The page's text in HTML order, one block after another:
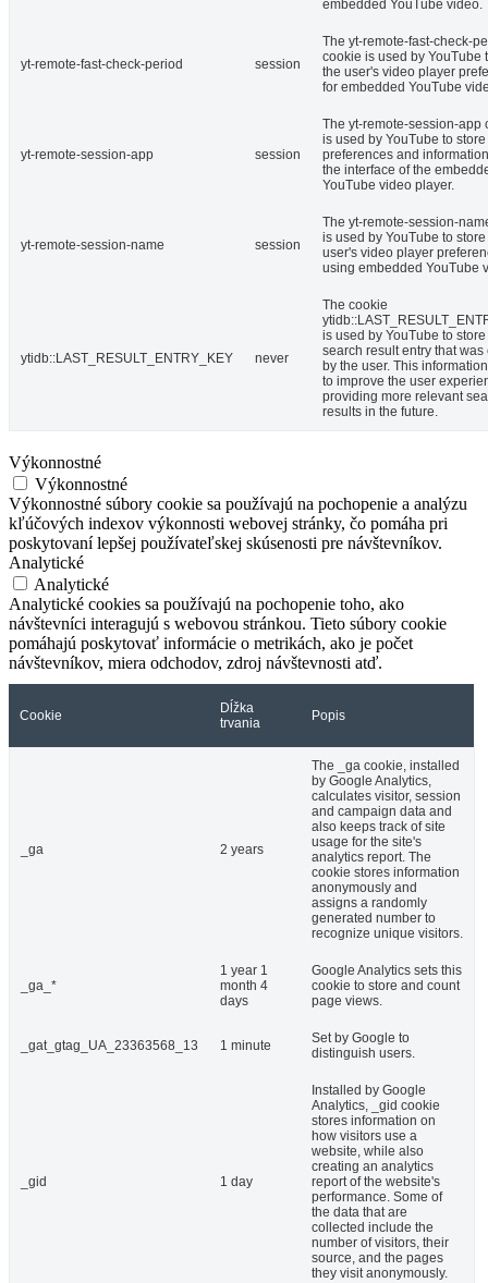
embedded YouTube video.
yt-remote-fast-check-period session
The yt-remote-fast-check-
cookie is used by YouTube
the user's video player
for embedded YouTube
yt-remote-session-app session
The yt-remote-session-app
is used by YouTube to
preferences and
the interface of the
YouTube video player.
yt-remote-session-name session
The yt-remote-session-
is used by YouTube to
user's video player
using embedded YouTube
ytidb::LAST_RESULT_ENTRY_KEY never
The cookie
is used by YouTube to
search result entry that was
by the user. This
to improve the user
providing more relevant
results in the future.
Výkonnostné
Výkonnostné
Výkonnostné súbory cookie sa používajú na pochopenie a analýzu
kľúčových indexov výkonnosti webovej stránky, čo pomáha pri
poskytovaní lepšej používateľskej skúsenosti pre návštevníkov.
Analytické
Analytické
Analytické cookies sa používajú na pochopenie toho, ako
návštevníci interagujú s webovou stránkou. Tieto súbory cookie
pomáhajú poskytovať informácie o metrikách, ako je počet
návštevníkov, miera odchodov, zdroj návštevnosti atď.
Cookie
Dĺžka
trvania
Popis
_ga 2 years
The _ga cookie, installed
by Google Analytics,
calculates visitor, session
and campaign data and
also keeps track of site
usage for the site's
analytics report. The
cookie stores information
anonymously and
assigns a randomly
generated number to
recognize unique visitors.
_ga_*
1 year 1
month 4
days
Google Analytics sets this
cookie to store and count
page views.
_gat_gtag_UA_23363568_13 1 minute
Set by Google to
distinguish users.
_gid 1 day
Installed by Google
Analytics, _gid cookie
stores information on
how visitors use a
website, while also
creating an analytics
report of the website's
performance. Some of
the data that are
collected include the
number of visitors, their
source, and the pages
they visit anonymously.